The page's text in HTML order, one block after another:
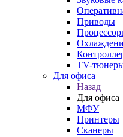
Приводы
TV-
Для офиса
Назад
Для офиса
МФУ
Принтеры
Сканеры